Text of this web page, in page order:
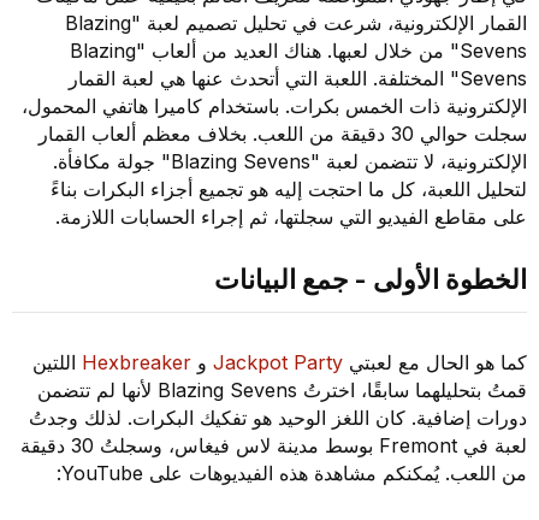
القمار الإلكترونية، شرعت في تحليل تصميم لعبة "Blazing
Sevens" من خلال لعبها. هناك العديد من ألعاب "Blazing
Sevens" المختلفة. اللعبة التي أتحدث عنها هي لعبة القمار
الإلكترونية ذات الخمس بكرات. باستخدام كاميرا هاتفي المحمول،
سجلت حوالي 30 دقيقة من اللعب. بخلاف معظم ألعاب القمار
الإلكترونية، لا تتضمن لعبة "Blazing Sevens" جولة مكافأة.
لتحليل اللعبة، كل ما احتجت إليه هو تجميع أجزاء البكرات بناءً
على مقاطع الفيديو التي سجلتها، ثم إجراء الحسابات اللازمة.
الخطوة الأولى - جمع البيانات
كما هو الحال مع لعبتي Jackpot PartyوHexbreakerاللتين
قمتُ بتحليلهما سابقًا، اخترتُ Blazing Sevens لأنها لم تتضمن
دورات إضافية. كان اللغز الوحيد هو تفكيك البكرات. لذلك وجدتُ
لعبة في Fremont بوسط مدينة لاس فيغاس، وسجلتُ 30 دقيقة
من اللعب. يُمكنكم مشاهدة هذه الفيديوهات على YouTube: